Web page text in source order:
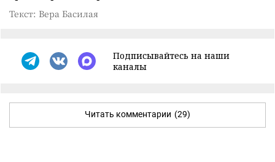
Текст: Вера Басилая
Подписывайтесь на наши
каналы
Читать комментарии (29)